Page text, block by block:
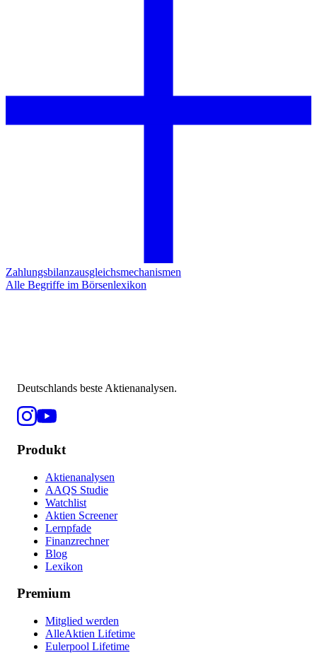
Zahlungsbilanzausgleichsmechanismen
Alle Begriffe im Börsenlexikon
Deutschlands beste Aktienanalysen.
Produkt
Aktienanalysen
AAQS Studie
Watchlist
Aktien Screener
Lernpfade
Finanzrechner
Blog
Lexikon
Premium
Mitglied werden
AlleAktien Lifetime
Eulerpool Lifetime